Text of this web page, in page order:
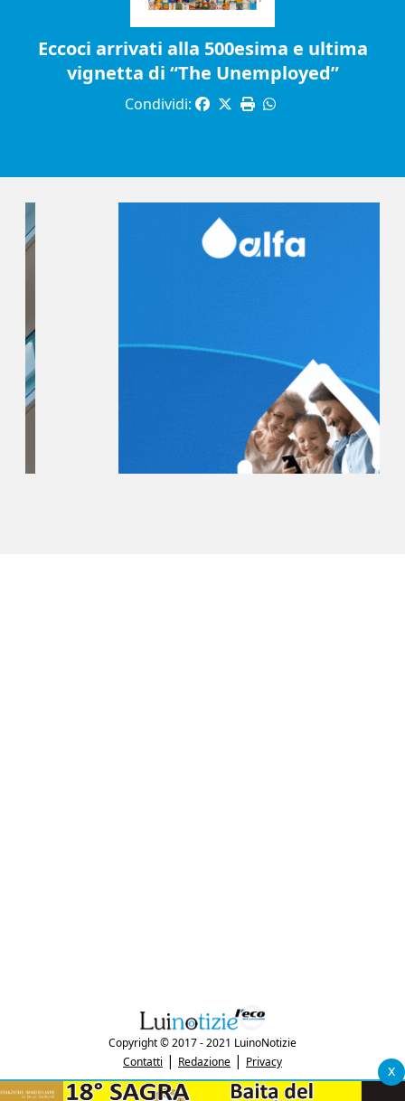
Eccoci arrivati alla 500esima e ultima
vignetta di “The Unemployed”
Condividi:
x
Copyright © 2017 - 2021 LuinoNotizie
Contatti | Redazione | Privacy
"Luinonotizie.it è una testata giornalistica iscritta al Registro Stampa del